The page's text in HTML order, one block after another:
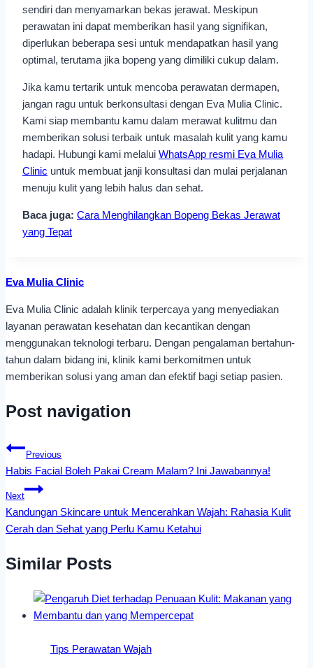
sendiri dan menyamarkan bekas jerawat. Meskipun
perawatan ini dapat memberikan hasil yang signifikan,
diperlukan beberapa sesi untuk mendapatkan hasil yang
optimal, terutama jika bopeng yang dimiliki cukup dalam.
Jika kamu tertarik untuk mencoba perawatan dermapen,
jangan ragu untuk berkonsultasi dengan Eva Mulia Clinic.
Kami siap membantu kamu dalam merawat kulitmu dan
memberikan solusi terbaik untuk masalah kulit yang kamu
hadapi. Hubungi kami melalui WhatsApp resmi Eva Mulia
Clinic untuk membuat janji konsultasi dan mulai perjalanan
menuju kulit yang lebih halus dan sehat.
Baca juga: Cara Menghilangkan Bopeng Bekas Jerawat
yang Tepat
Eva Mulia Clinic
Eva Mulia Clinic adalah klinik terpercaya yang menyediakan
layanan perawatan kesehatan dan kecantikan dengan
menggunakan teknologi terbaru. Dengan pengalaman bertahun-
tahun dalam bidang ini, klinik kami berkomitmen untuk
memberikan solusi yang aman dan efektif bagi setiap pasien.
Post navigation
Previous
Habis Facial Boleh Pakai Cream Malam? Ini Jawabannya!
Next
Kandungan Skincare untuk Mencerahkan Wajah: Rahasia Kulit
Cerah dan Sehat yang Perlu Kamu Ketahui
Similar Posts
Tips Perawatan Wajah